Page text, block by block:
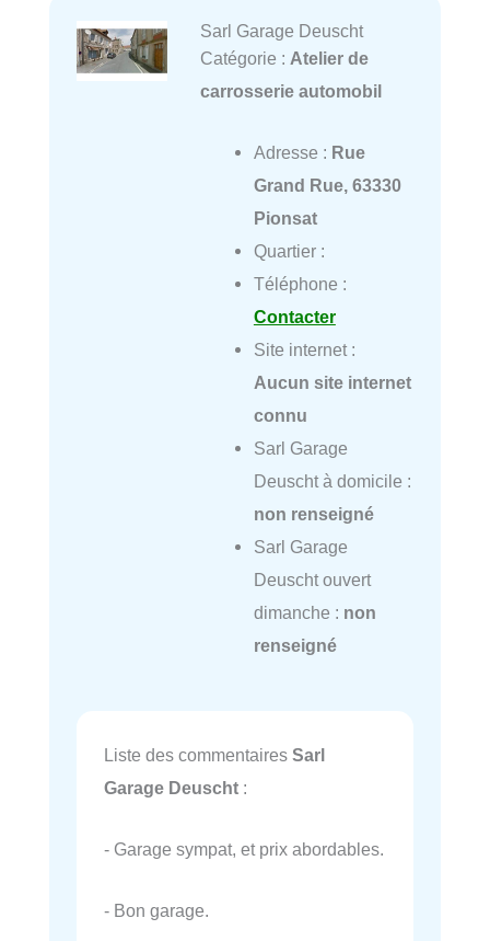
Sarl Garage Deuscht
Catégorie : Atelier de
carrosserie automobil
Adresse : Rue
Grand Rue, 63330
Pionsat
Quartier :
Téléphone :
Contacter
Site internet :
Aucun site internet
connu
Sarl Garage
Deuscht à domicile :
non renseigné
Sarl Garage
Deuscht ouvert
dimanche : non
renseigné
Liste des commentaires Sarl
Garage Deuscht :
- Garage sympat, et prix abordables.
- Bon garage.